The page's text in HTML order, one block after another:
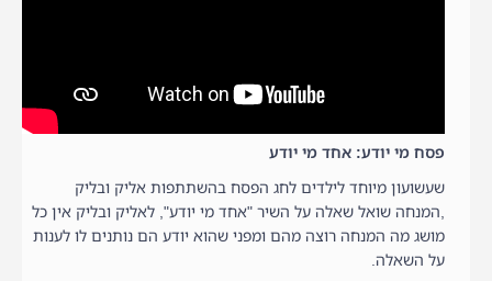
פסח מי יודע: אחד מי יודע
שעשועון מיוחד לילדים לחג הפסח בהשתתפות אליק ובליק
,המנחה שואל שאלה על השיר "אחד מי יודע", לאליק ובליק אין כל
מושג מה המנחה רוצה מהם ומפני שהוא יודע הם נותנים לו לענות
על השאלה.